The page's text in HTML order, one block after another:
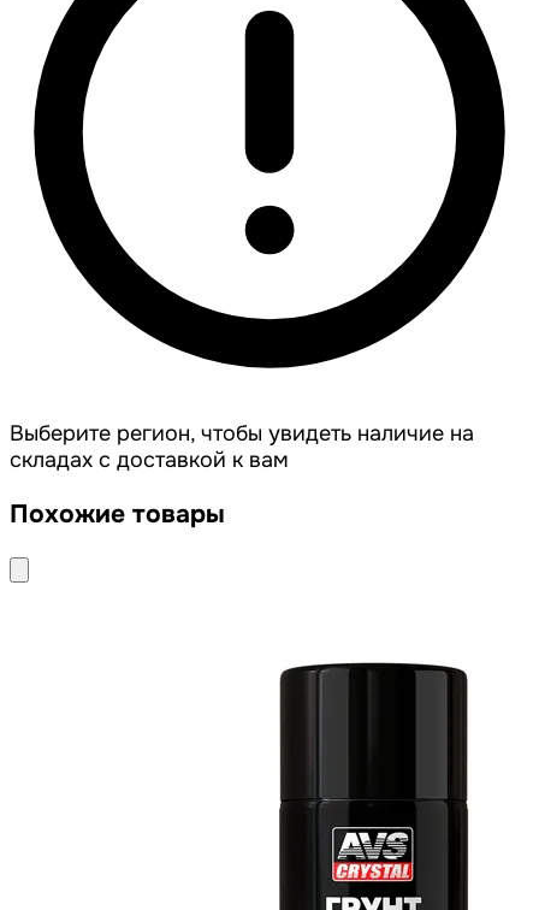
Выберите регион, чтобы увидеть наличие на
складах с доставкой к вам
Похожие товары